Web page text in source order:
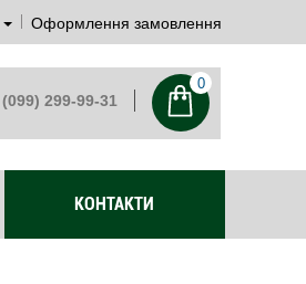
Оформлення замовлення
(099) 299-99-31
0
КОНТАКТИ